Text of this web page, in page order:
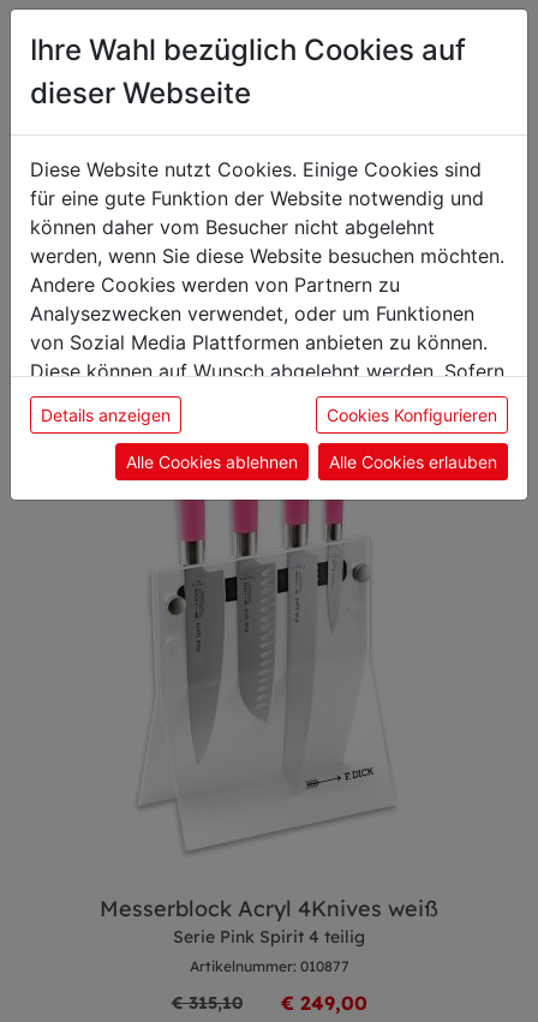
Breite: 1,60 cm
Höhe: 2,00 cm
Gewicht: 0,07 kg
Das könnte Sie auch
interessieren
Aktion
Messerblock Acryl 4Knives weiß
Serie Pink Spirit 4 teilig
Artikelnummer: 010877
€ 315,10 € 249,00
Ihre Wahl bezüglich Cookies auf
dieser Webseite
Diese Website nutzt Cookies. Einige Cookies sind
für eine gute Funktion der Website notwendig und
können daher vom Besucher nicht abgelehnt
werden, wenn Sie diese Website besuchen möchten.
Andere Cookies werden von Partnern zu
Analysezwecken verwendet, oder um Funktionen
von Sozial Media Plattformen anbieten zu können.
Diese können auf Wunsch abgelehnt werden. Sofern
sie unsere Webseite weiter nutzen, geben Sie
Einwilligung zu unseren Cookies.
Details anzeigen Cookies Konfigurieren
Alle Cookies ablehnen Alle Cookies erlauben